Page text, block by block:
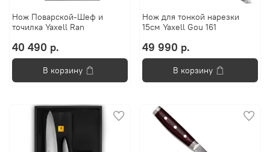
Нож Поварской-Шеф и
точилка Yaxell Ran
40 490 р.
В корзину
Нож для тонкой нарезки
15см Yaxell Gou 161
49 990 р.
В корзину